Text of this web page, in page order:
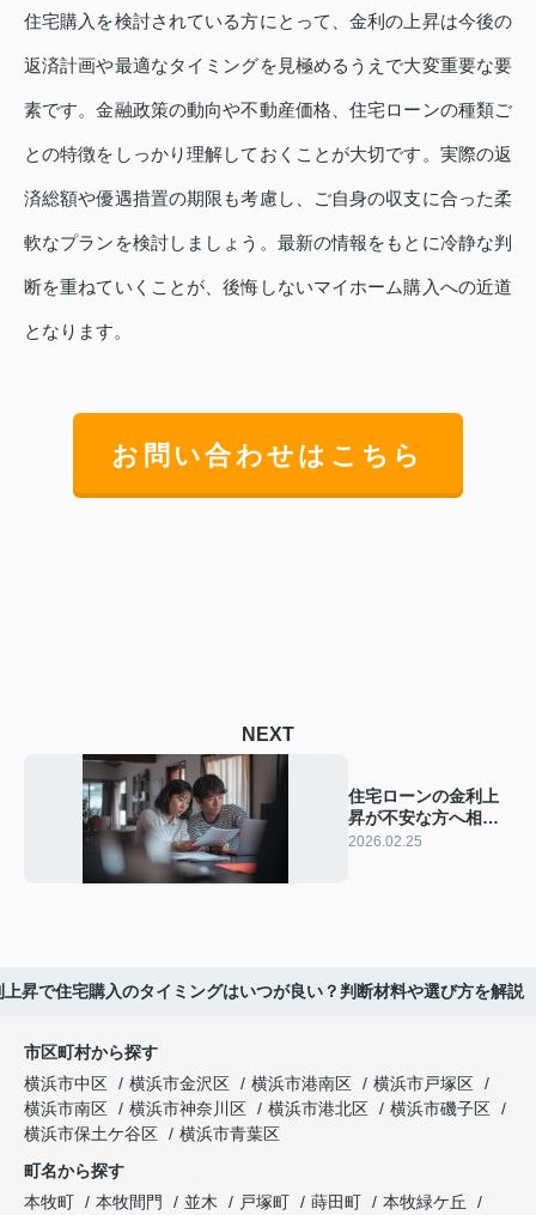
住宅購入を検討されている方にとって、金利の上昇は今後の
返済計画や最適なタイミングを見極めるうえで大変重要な要
素です。金融政策の動向や不動産価格、住宅ローンの種類ご
との特徴をしっかり理解しておくことが大切です。実際の返
済総額や優遇措置の期限も考慮し、ご自身の収支に合った柔
軟なプランを検討しましょう。最新の情報をもとに冷静な判
断を重ねていくことが、後悔しないマイホーム購入への近道
となります。
お問い合わせはこちら
NEXT
住宅ローンの金利上
昇が不安な方へ相談
しませんか 返済負担
2026.02.25
上昇で住宅購入のタイミングはいつが良い？判断材料や選び方を解説
市区町村から探す
横浜市中区
横浜市金沢区 横浜市港南区
横浜市戸塚区
横浜市南区
横浜市神奈川区 横浜市港北区
横浜市磯子区
横浜市保土ケ谷区
横浜市青葉区
町名から探す
本牧町
本牧間門 並木 戸塚町 蒔田町
本牧緑ケ丘